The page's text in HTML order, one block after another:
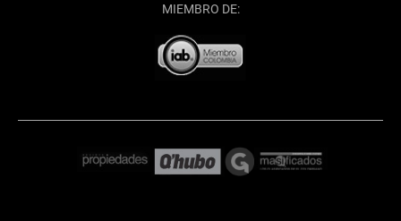
MIEMBRO DE: